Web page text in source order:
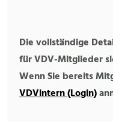
Die vollständige
für VDV-Mitglieder
Wenn Sie bereits
VDVintern (Login)